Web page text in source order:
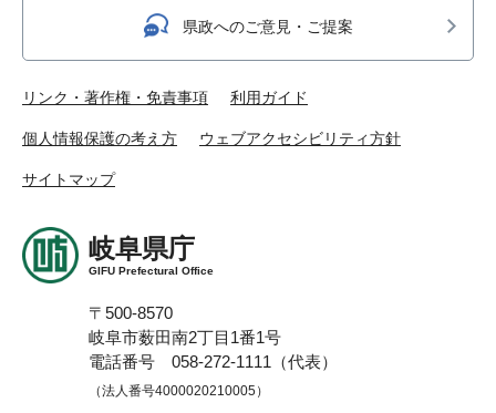
県政へのご意見・ご提案
リンク・著作権・免責事項 利用ガイド
個人情報保護の考え方 ウェブアクセシビリティ方針
サイトマップ
岐阜県庁
GIFU Prefectural Office
〒500-8570
岐阜市薮田南2丁目1番1号
電話番号 058-272-1111（代表）
（法人番号4000020210005）